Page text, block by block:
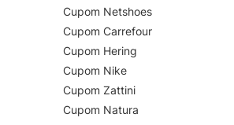
Cupom Netshoes
Cupom Carrefour
Cupom Hering
Cupom Nike
Cupom Zattini
Cupom Natura